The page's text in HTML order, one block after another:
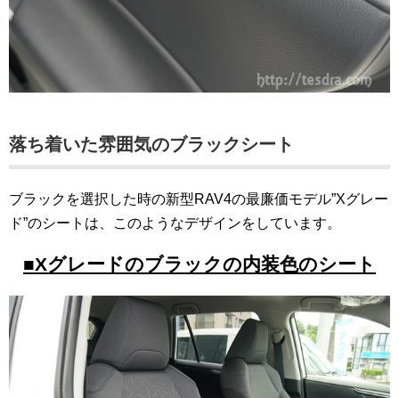
落ち着いた雰囲気のブラックシート
ブラックを選択した時の新型RAV4の最廉価モデル”Xグレー
ド”のシートは、このようなデザインをしています。
■Xグレードのブラックの内装色のシート